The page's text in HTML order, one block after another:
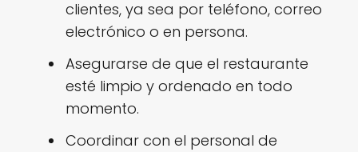
clientes, ya sea por teléfono, correo
electrónico o en persona.
Asegurarse de que el restaurante
esté limpio y ordenado en todo
momento.
Coordinar con el personal de